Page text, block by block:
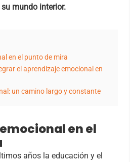
mundo interior.
en el punto de mira
el aprendizaje emocional en
un camino largo y constante
en el
años la educación y el